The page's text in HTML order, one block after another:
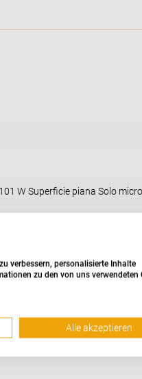
W Superficie piana Solo
verbessern, personalisierte Inhalte
zu den von uns verwendeten
Alle akzeptieren